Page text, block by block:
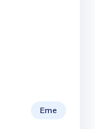
Eme